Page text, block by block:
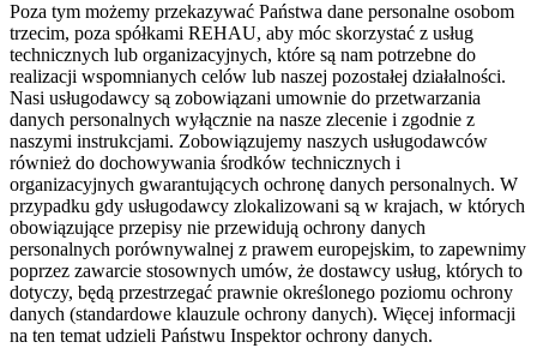
Poza tym możemy przekazywać Państwa dane personalne osobom
trzecim, poza spółkami REHAU, aby móc skorzystać z usług
technicznych lub organizacyjnych, które są nam potrzebne do
realizacji wspomnianych celów lub naszej pozostałej działalności.
Nasi usługodawcy są zobowiązani umownie do przetwarzania
danych personalnych wyłącznie na nasze zlecenie i zgodnie z
naszymi instrukcjami. Zobowiązujemy naszych usługodawców
również do dochowywania środków technicznych i
organizacyjnych gwarantujących ochronę danych personalnych. W
przypadku gdy usługodawcy zlokalizowani są w krajach, w których
obowiązujące przepisy nie przewidują ochrony danych
personalnych porównywalnej z prawem europejskim, to zapewnimy
poprzez zawarcie stosownych umów, że dostawcy usług, których to
dotyczy, będą przestrzegać prawnie określonego poziomu ochrony
danych (standardowe klauzule ochrony danych). Więcej informacji
na ten temat udzieli Państwu Inspektor ochrony danych.